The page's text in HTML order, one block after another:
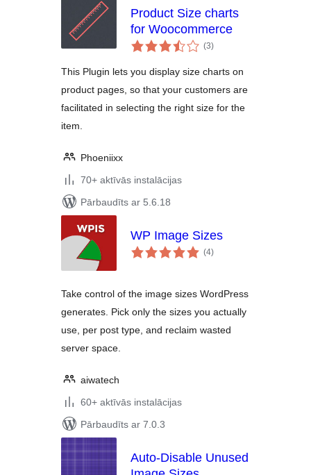
Product Size charts
for Woocommerce
(3vērtējumu
kopsumma
)
This Plugin lets you display size charts on
product pages, so that your customers are
facilitated in selecting the right size for the
item.
Phoeniixx
70+ aktīvās instalācijas
Pārbaudīts ar 5.6.18
WP Image Sizes
(4vērtējumu
kopsumma
)
Take control of the image sizes WordPress
generates. Pick only the sizes you actually
use, per post type, and reclaim wasted
server space.
aiwatech
60+ aktīvās instalācijas
Pārbaudīts ar 7.0.3
Auto-Disable Unused